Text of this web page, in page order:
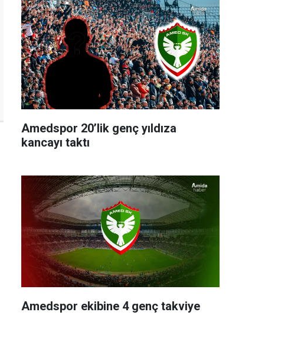
Amedspor 20’lik genç yıldıza
kancayı taktı
Amedspor ekibine 4 genç takviye